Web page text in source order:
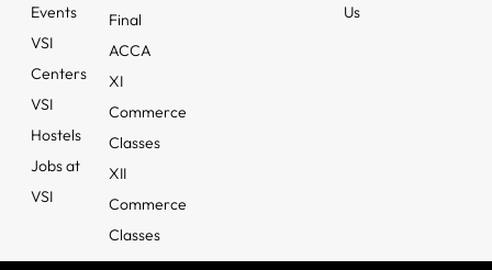
Events
VSI
Centers
VSI
Hostels
Jobs at
VSI
Final
ACCA
XI
Commerce
Classes
XII
Commerce
Classes
Us